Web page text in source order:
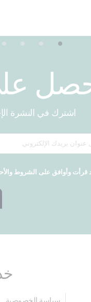
اشترك في النشرة
قرأت وأوافق على الشروط